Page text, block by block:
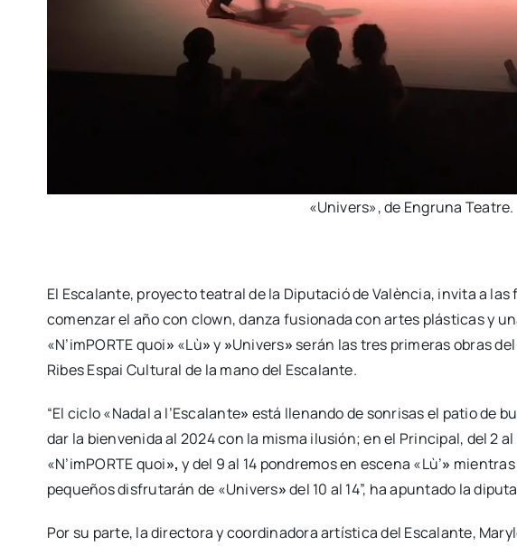
«Uni­vers», de Engru­na Tea­tre.
El Esca­lan­te, pro­yec­to tea­tral de la Dipu­tació de Valèn­cia, invi­ta a
comen­zar el año con clown, dan­za fusio­na­da con artes plás­ti­cas y
«N’imPORTE quoi» «Lù»y »Uni­vers» serán las tres pri­me­ras obras
Ribes Espai Cul­tu­ral de la mano del Esca­lan­te.
“El ciclo «Nadal a l’Escalante» está lle­nan­do de son­ri­sas el patio de
dar la bien­ve­ni­da al 2024 con la mis­ma ilu­sión; en el Prin­ci­pal, del 2
«N’imPORTE quoi», y del 9 al 14 pon­dre­mos en esce­na «Lù’» mien­tras
peque­ños dis­fru­ta­rán de «Uni­vers»del 10 al 14”, ha apun­ta­do la
Por su par­te, la direc­to­ra y coor­di­na­do­ra artís­ti­ca del Esca­lan­te,